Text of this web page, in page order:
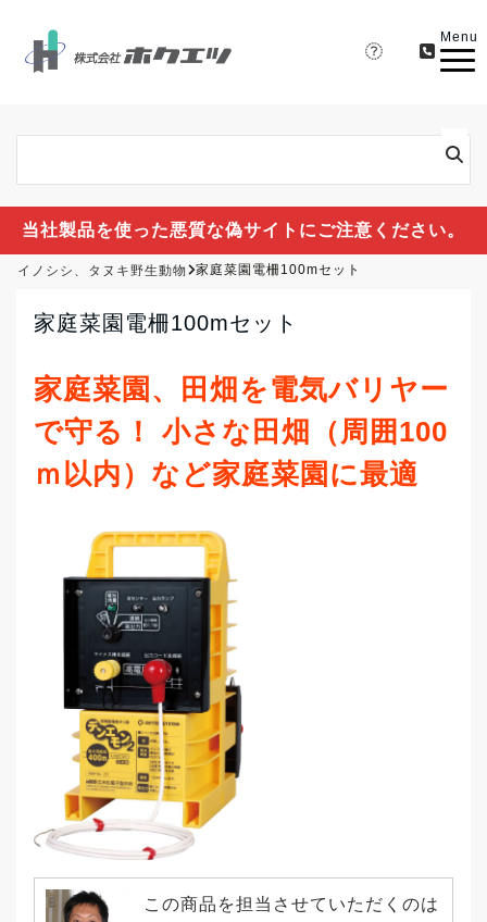
Menu
当社製品を使った悪質な偽サイトにご注意ください。
イノシシ、タヌキ野生動物 家庭菜園電柵100mセット
家庭菜園電柵100mセット
家庭菜園、田畑を電気バリヤー
で守る！ 小さな田畑（周囲100
ｍ以内）など家庭菜園に最適
この商品を担当させていただくのは